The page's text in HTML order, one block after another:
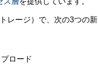
レージ）で、次の3つの新
ロード